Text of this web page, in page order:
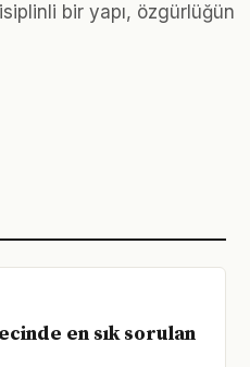
bir yapı, özgürlüğün
en sık sorulan